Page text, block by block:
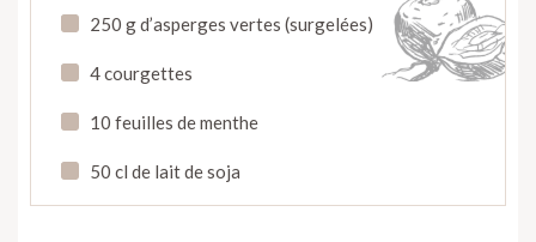
250 g d’asperges vertes (surgelées)
4 courgettes
10 feuilles de menthe
50 cl de lait de soja